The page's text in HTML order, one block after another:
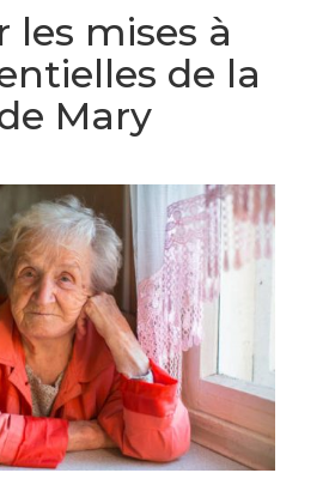
les mises à
de la
Mary